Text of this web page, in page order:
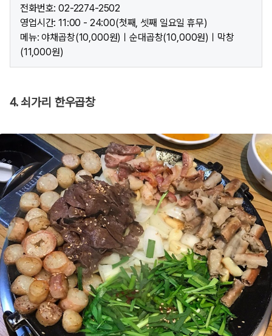
전화번호: 02-2274-2502
영업시간: 11:00 - 24:00(첫째, 셋째 일요일 휴무)
메뉴: 야채곱창(10,000원)ㅣ순대곱창(10,000원)ㅣ막창
(11,000원)
4. 쇠가리 한우곱창